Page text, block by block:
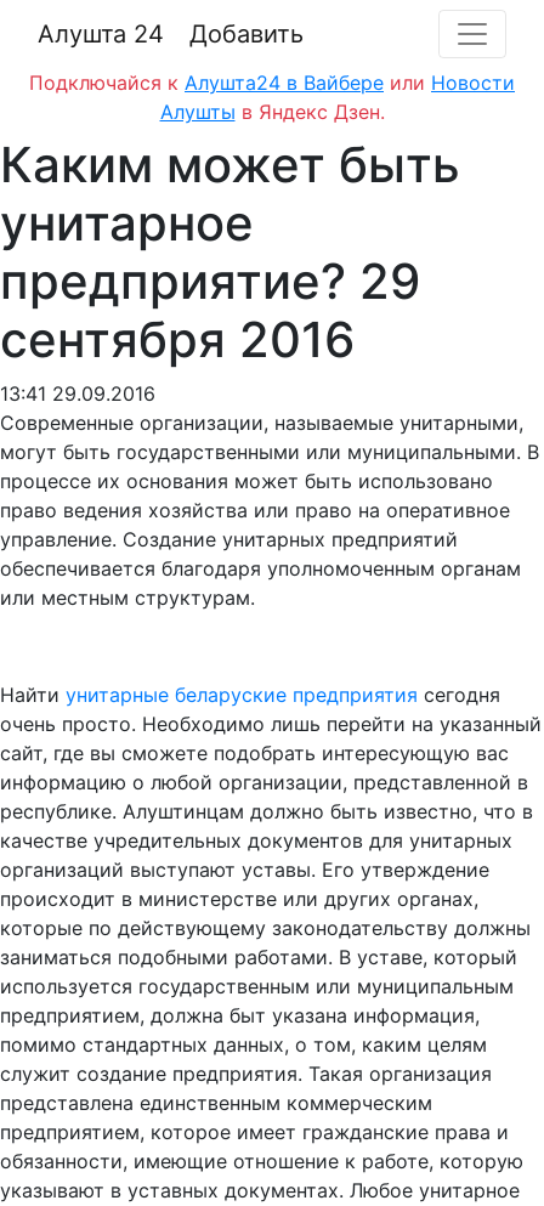
Алушта 24 Добавить
Подключайся к Алушта24 в Вайбере или Новости
Алушты в Яндекс Дзен.
Каким может быть
унитарное
предприятие? 29
сентября 2016
13:41 29.09.2016
Современные организации, называемые унитарными,
могут быть государственными или муниципальными. В
процессе их основания может быть использовано
право ведения хозяйства или право на оперативное
управление. Создание унитарных предприятий
обеспечивается благодаря уполномоченным органам
или местным структурам.
Найти унитарные беларуские предприятия сегодня
очень просто. Необходимо лишь перейти на указанный
сайт, где вы сможете подобрать интересующую вас
информацию о любой организации, представленной в
республике. Алуштинцам должно быть известно, что в
качестве учредительных документов для унитарных
организаций выступают уставы. Его утверждение
происходит в министерстве или других органах,
которые по действующему законодательству должны
заниматься подобными работами. В уставе, который
используется государственным или муниципальным
предприятием, должна быт указана информация,
помимо стандартных данных, о том, каким целям
служит создание предприятия. Такая организация
представлена единственным коммерческим
предприятием, которое имеет гражданские права и
обязанности, имеющие отношение к работе, которую
указывают в уставных документах. Любое унитарное